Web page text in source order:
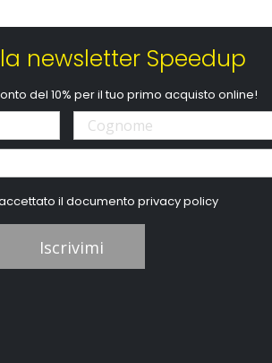
newsletter Speedup
del 10% per il tuo primo acquisto online!
il documentoprivacy policy
Iscrivimi